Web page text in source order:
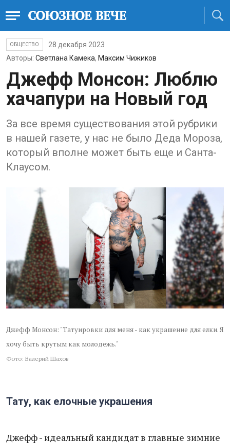
ОБЩЕСТВО
28 декабря 2023
Авторы: Светлана Камека, Максим Чижиков
Джефф Монсон: Люблю
хачапури на Новый год
За все время существования этой рубрики
в нашей газете, у нас не было Деда Мороза,
который вполне может быть еще и Санта-
Клаусом.
Джефф Монсон: "Татуировки для меня - как украшение для елки. Я
хочу быть крутым как молодежь."
Фото: Валерий Шахов
Тату, как елочные украшения
Джефф - идеальный кандидат в главные зимние